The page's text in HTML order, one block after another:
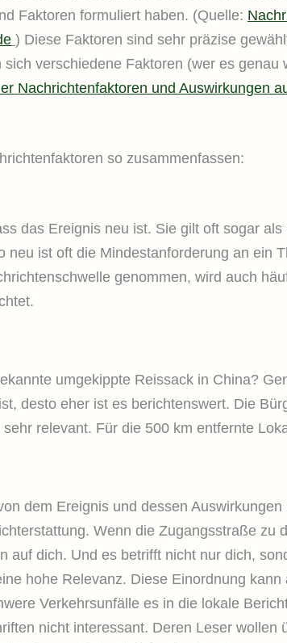
Faktoren formuliert haben. (Quelle:
) Diese Faktoren sind sehr präzise
verschiedene Faktoren (wer es genau
Nachrichtenfaktoren und Auswirkungen
so zusammenfassen:
das Ereignis neu ist. Sie gilt oft sogar
neu ist oft die Mindestanforderung an ein
genommen, wird auch
umgekippte Reissack in China?
desto eher ist es berichtenswert. Die
relevant. Für die 500 km entfernte
dem Ereignis und dessen
Wenn die Zugangsstraße zu
auf dich. Und es betrifft nicht nur dich,
hohe Relevanz. Diese Einordnung
Verkehrsunfälle es in die lokale
nicht interessant. Deren Leser wollen